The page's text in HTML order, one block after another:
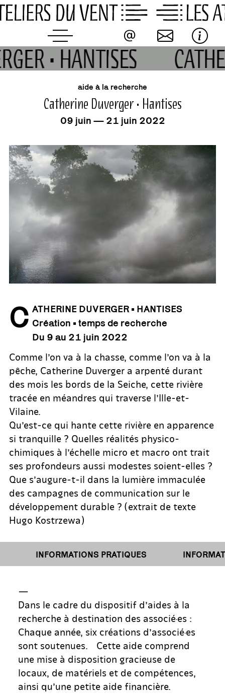
Skip
to
• HANTISES
aide à la recherche
Catherine Duverger • Hantises
09 juin — 21 juin 2022
C ATHERINE DUVERGER • HANTISES
Création • temps de recherche
Du 9 au 21 juin 2022
Comme l’on va à la chasse, comme l’on va à la
pêche, Catherine Duverger a arpenté durant
des mois les bords de la Seiche, cette rivière
tracée en méandres qui traverse l’Ille-et-
Vilaine.
Qu’est-ce qui hante cette rivière en apparence
si tranquille ? Quelles réalités physico-
chimiques à l’échelle micro et macro ont trait
ses profondeurs aussi modestes soient-elles ?
Que s’augure-t-il dans la lumière immaculée
des campagnes de communication sur le
développement durable ? (extrait de texte
Hugo Kostrzewa)
INFORMATIONS PRATIQUES
—
Dans le cadre du dispositif d’aides à la
recherche à destination des associé·es :
Chaque année, six créations d’associé·es
sont soutenues. Cette aide comprend
une mise à disposition gracieuse de
locaux, de matériels et de compétences,
ainsi qu’une petite aide financière.